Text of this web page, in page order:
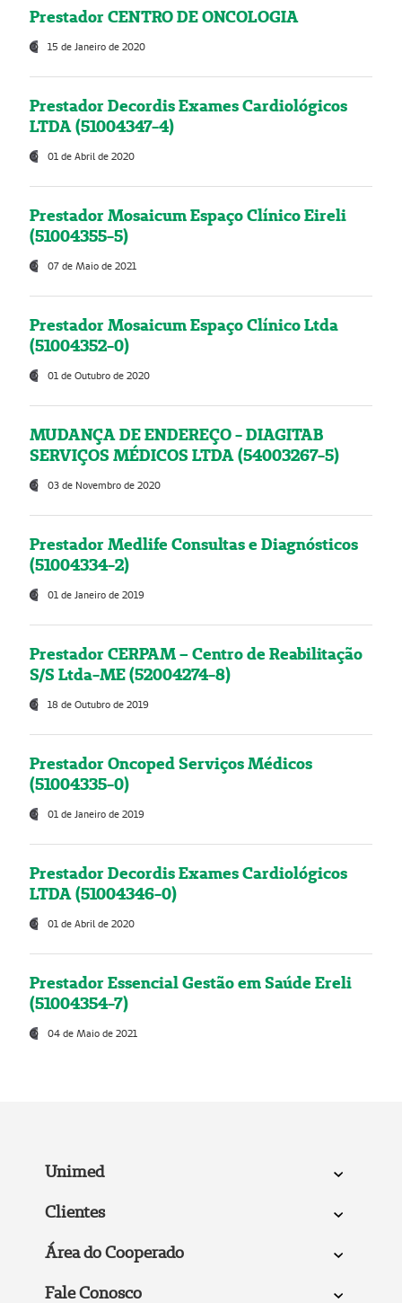
Prestador CENTRO DE ONCOLOGIA
15 de Janeiro de 2020
Prestador Decordis Exames Cardiológicos
LTDA (51004347-4)
01 de Abril de 2020
Prestador Mosaicum Espaço Clínico Eireli
(51004355-5)
07 de Maio de 2021
Prestador Mosaicum Espaço Clínico Ltda
(51004352-0)
01 de Outubro de 2020
MUDANÇA DE ENDEREÇO - DIAGITAB
SERVIÇOS MÉDICOS LTDA (54003267-5)
03 de Novembro de 2020
Prestador Medlife Consultas e Diagnósticos
(51004334-2)
01 de Janeiro de 2019
Prestador CERPAM – Centro de Reabilitação
S/S Ltda-ME (52004274-8)
18 de Outubro de 2019
Prestador Oncoped Serviços Médicos
(51004335-0)
01 de Janeiro de 2019
Prestador Decordis Exames Cardiológicos
LTDA (51004346-0)
01 de Abril de 2020
Prestador Essencial Gestão em Saúde Ereli
(51004354-7)
04 de Maio de 2021
Unimed
Clientes
Área do Cooperado
Fale Conosco